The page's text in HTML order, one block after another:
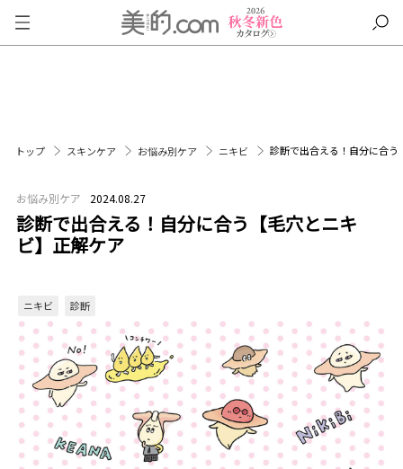
トップ スキンケア お悩み別ケア ニキビ 診断で出合える！自分に合
お悩み別ケア 2024.08.27
診断で出合える！自分に合う【毛穴とニキ
ビ】正解ケア
ニキビ 診断